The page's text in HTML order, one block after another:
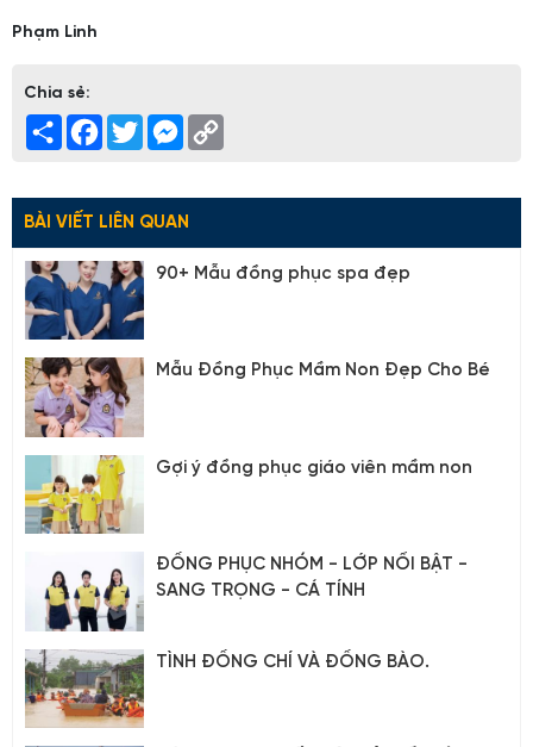
Phạm Linh
Chia sẻ:
ShareFacebook
TwitterMessenger
BÀI VIẾT LIÊN QUAN
90+ Mẫu đồng phục spa đẹp
Mẫu Đồng Phục Mầm Non Đẹp Cho Bé
Gợi ý đồng phục giáo viên mầm non
ĐỒNG PHỤC NHÓM - LỚP NỔI BẬT -
SANG TRỌNG - CÁ TÍNH
TÌNH ĐỒNG CHÍ VÀ ĐỒNG BÀO.